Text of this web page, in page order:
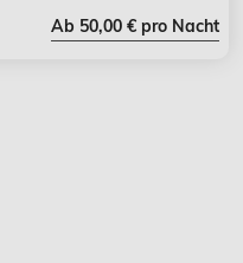
Ab 50,00 € pro Nacht